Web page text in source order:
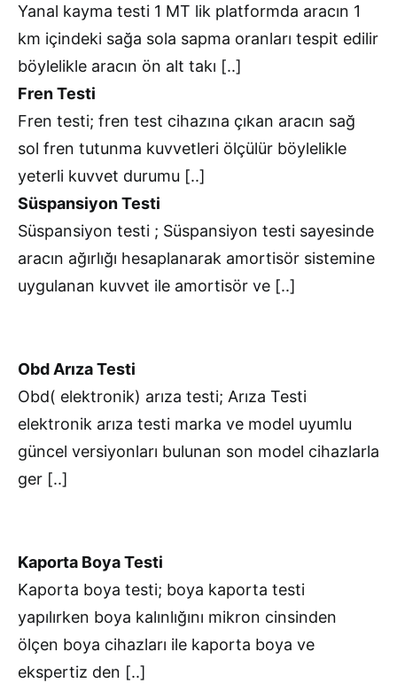
Yanal kayma testi 1 MT lik platformda aracın 1
km içindeki sağa sola sapma oranları tespit edilir
böylelikle aracın ön alt takı [..]
Fren Testi
Fren testi; fren test cihazına çıkan aracın sağ
sol fren tutunma kuvvetleri ölçülür böylelikle
yeterli kuvvet durumu [..]
Süspansiyon Testi
Süspansiyon testi ; Süspansiyon testi sayesinde
aracın ağırlığı hesaplanarak amortisör sistemine
uygulanan kuvvet ile amortisör ve [..]
Obd Arıza Testi
Obd( elektronik) arıza testi; Arıza Testi
elektronik arıza testi marka ve model uyumlu
güncel versiyonları bulunan son model cihazlarla
ger [..]
Kaporta Boya Testi
Kaporta boya testi; boya kaporta testi
yapılırken boya kalınlığını mikron cinsinden
ölçen boya cihazları ile kaporta boya ve
ekspertiz den [..]